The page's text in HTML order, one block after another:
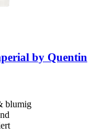
by Quentin
blumig